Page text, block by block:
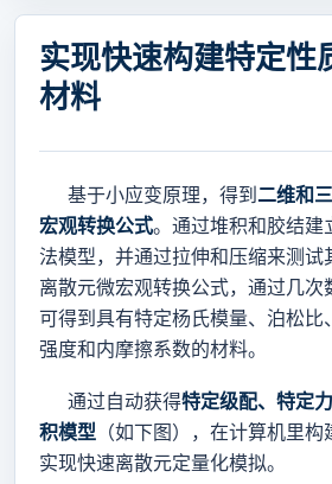
实现快速构建特定性
材料
基于小应变原理，得到 二维和
宏观转换公式。通过堆积和胶结建
法模型，并通过拉伸和压缩来测试
离散元微宏观转换公式，通过几次
可得到具有特定杨氏模量、泊松比
强度和内摩擦系数的材料。
通过自动获得特定级配、特定
积模型 （如下图），在计算机里构
实现快速离散元定量化模拟。